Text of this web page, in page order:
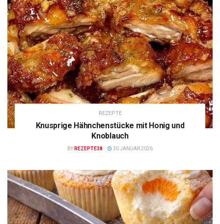
REZEPTE
Knusprige Hähnchenstücke mit Honig und
Knoblauch
BY REZEPTE38 30 JANUAR 2026